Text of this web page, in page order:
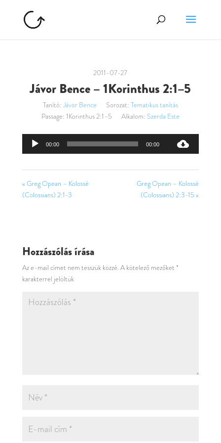
2011-07-27
Jávor Bence – 1Korinthus 2:1–5
Tanító:Jávor Bence Sorozat: Tematikus tanítás
Passage: 1Korinthus 2:1–5 Alkalom: Szerda Este
Audió
00:00 00:00
« Greg Opean – Kolossé
(Colossians) 2:1-3
Greg Opean – Kolossé
(Colossians) 2:3-15 »
Hozzászólás írása
Az e-mail címet nem tesszük közzé. A kötelező mezőket *
karakterrel jelöltük